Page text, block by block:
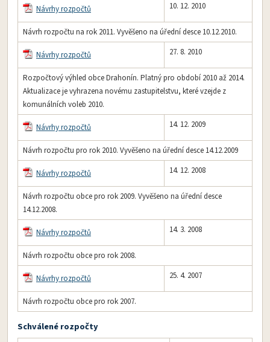
Návrhy rozpočtů 10. 12. 2010
Návrh rozpočtu na rok 2011. Vyvěšeno na úřední desce 10.12.2010.
Návrhy rozpočtů 27. 8. 2010
Rozpočtový výhled obce Drahonín. Platný pro období 2010 až 2014.
Aktualizace je vyhrazena novému zastupitelstvu, které vzejde z
komunálních voleb 2010.
Návrhy rozpočtů 14. 12. 2009
Návrh rozpočtu pro rok 2010. Vyvěšeno na úřední desce 14.12.2009
Návrhy rozpočtů 14. 12. 2008
Návrh rozpočtu obce pro rok 2009. Vyvěšeno na úřední desce
14.12.2008.
Návrhy rozpočtů 14. 3. 2008
Návrh rozpočtu obce pro rok 2008.
Návrhy rozpočtů 25. 4. 2007
Návrh rozpočtu obce pro rok 2007.
Schválené rozpočty